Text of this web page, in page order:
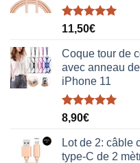
Note5.00
11,50€
Coque tour de
avec anneau
iPhone 11
Note5.00
8,90€
Lot de 2: câble
type-C de 2